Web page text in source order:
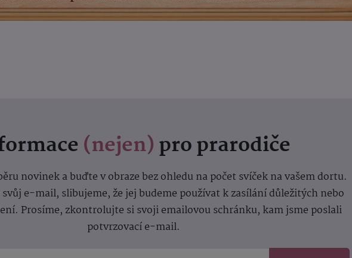
(nejen)pro prarodiče
novinek a buďte v obraze bez ohledu na počet svíček na vašem dortu.
e-mail, slibujeme, že jej budeme používat k zasílání důležitých nebo
Prosíme, zkontrolujte si svoji emailovou schránku, kam jsme poslali
potvrzovací e-mail.